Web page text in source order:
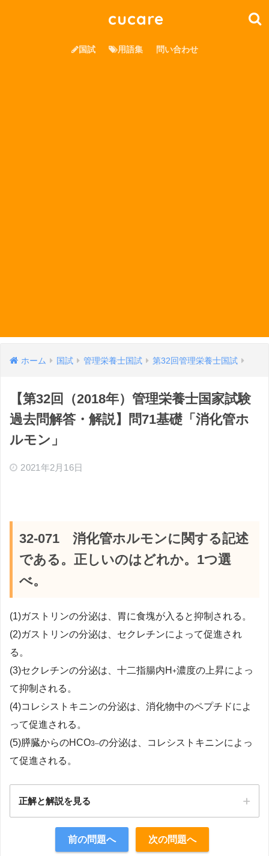
cucare
国試 用語集 問い合わせ
ホーム 国試 管理栄養士国試 第32回管理栄養士国試
【第32回（2018年）管理栄養士国家試験
過去問解答・解説】問71基礎「消化管ホ
ルモン」
2021年2月16日
32-071 消化管ホルモンに関する記述
である。正しいのはどれか。1つ選
べ。
(1)ガストリンの分泌は、胃に食塊が入ると抑制される。
(2)ガストリンの分泌は、セクレチンによって促進され
る。
(3)セクレチンの分泌は、十二指腸内H +濃度の上昇によっ
て抑制される。
(4)コレシストキニンの分泌は、消化物中のペプチドによ
って促進される。
(5)膵臓からのHCO3–の分泌は、コレシストキニンによっ
て促進される。
正解と解説を見る
前の問題へ 次の問題へ